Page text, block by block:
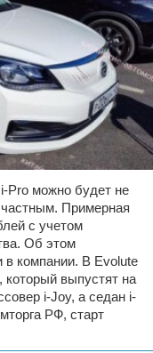
Pro можно будет не
Примерная
с учетом
Об этом
в компании. В Evolute
выпустят на
i-Joy, а седан i-
РФ, старт